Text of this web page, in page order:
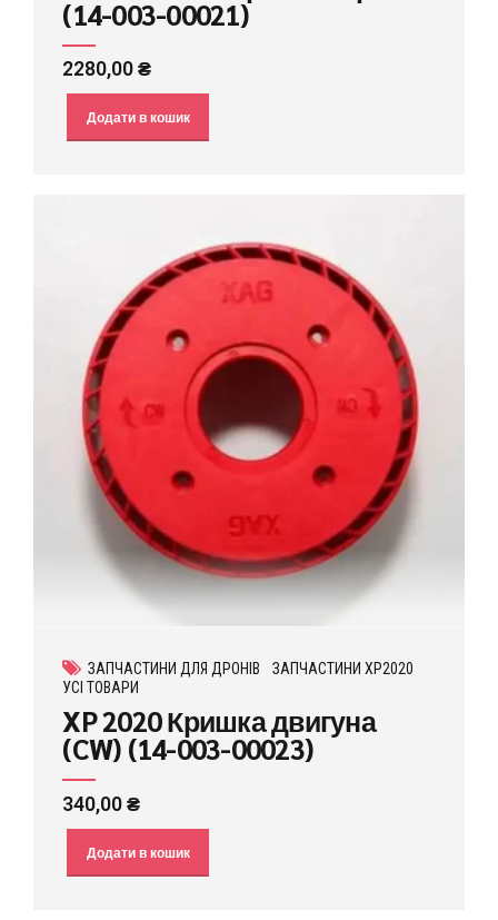
(14-003-00021)
2280,00₴
Додати в кошик
ЗАПЧАСТИНИ ДЛЯ ДРОНІВ
ЗАПЧАСТИНИ XP2020
УСІ ТОВАРИ
XP 2020 Кришка двигуна
(CW) (14-003-00023)
340,00₴
Додати в кошик